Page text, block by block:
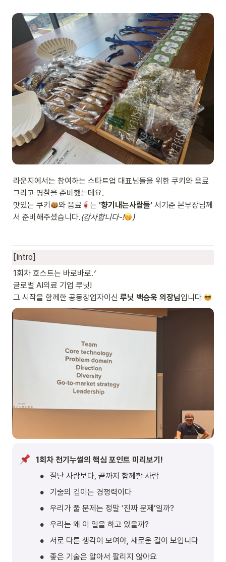
라운지에서는 참여하는 스타트업 대표님들을 위한 쿠키와 음료
그리고 명찰을 준비했는데요.
맛있는 쿠키
와 음료 는 ’향기내는사람들’ 서기준 본부장님께
서 준비해주셨습니다.(감사합니다-! )
[Intro]
1회차 호스트는 바로바로.ᐟ
글로벌 AI의료 기업 루닛!
그 시작을 함께한 공동창업자이신 루닛 백승욱 의장님입니다
1회차 천기누썰의 핵심 포인트 미리보기!
• 잘난 사람보다, 끝까지 함께할 사람
• 기술의 깊이는 경쟁력이다
• 우리가 풀 문제는 정말 ‘진짜 문제’일까?
• 우리는 왜 이 일을 하고 있을까?
• 서로 다른 생각이 모여야, 새로운 길이 보입니다
• 좋은 기술은 알아서 팔리지 않아요